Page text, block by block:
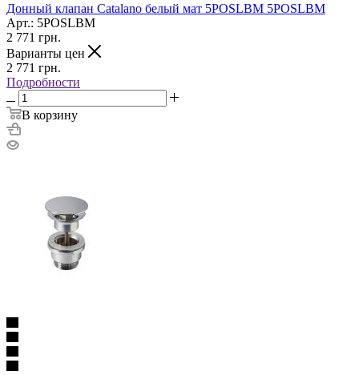
Донный клапан Catalano белый мат 5POSLBM 5POSLBM
Арт.: 5POSLBM
2 771 грн.
Варианты цен
2 771 грн.
Подробности
В корзину